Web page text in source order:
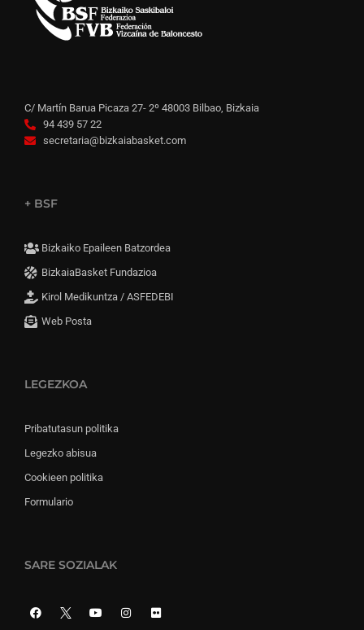
C/ Martín Barua Picaza 27- 2º 48003 Bilbao, Bizkaia
94 439 57 22
secretaria@bizkaiabasket.com
+ BSF
Bizkaiko Epaileen Batzordea
BizkaiaBasket Fundazioa
Kirol Medikuntza / ASFEDEBI
Web Posta
LEGEZKOA
Pribatutasun politika
Legezko abisua
Cookieen politika
Formulario
SARE SOZIALAK